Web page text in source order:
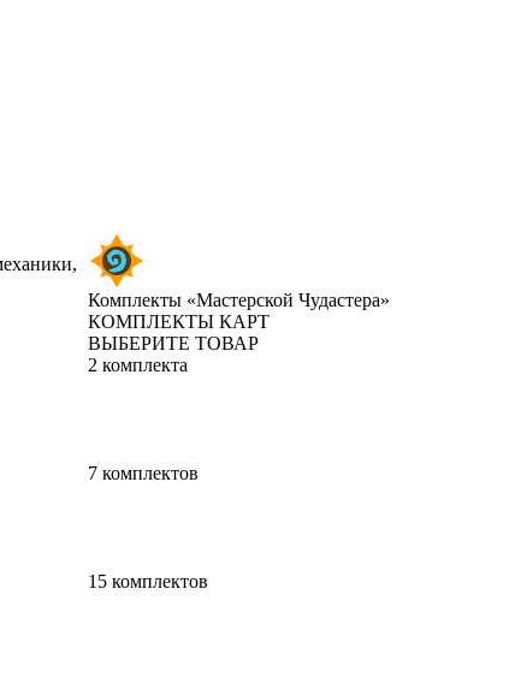
Комплекты «Мастерской Чудастера»
КОМПЛЕКТЫ КАРТ
ВЫБЕРИТЕ ТОВАР
2 комплекта
7 комплектов
15 комплектов